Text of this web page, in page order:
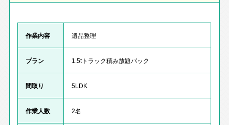
作業内容 遺品整理
プラン 1.5tトラック積み放題パック
間取り 5LDK
作業人数 2名